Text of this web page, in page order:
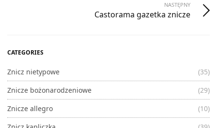
NASTĘPNY
Castorama gazetka znicze
CATEGORIES
Znicz nietypowe
(35)
Znicze bożonarodzeniowe
(29)
Znicze allegro
(10)